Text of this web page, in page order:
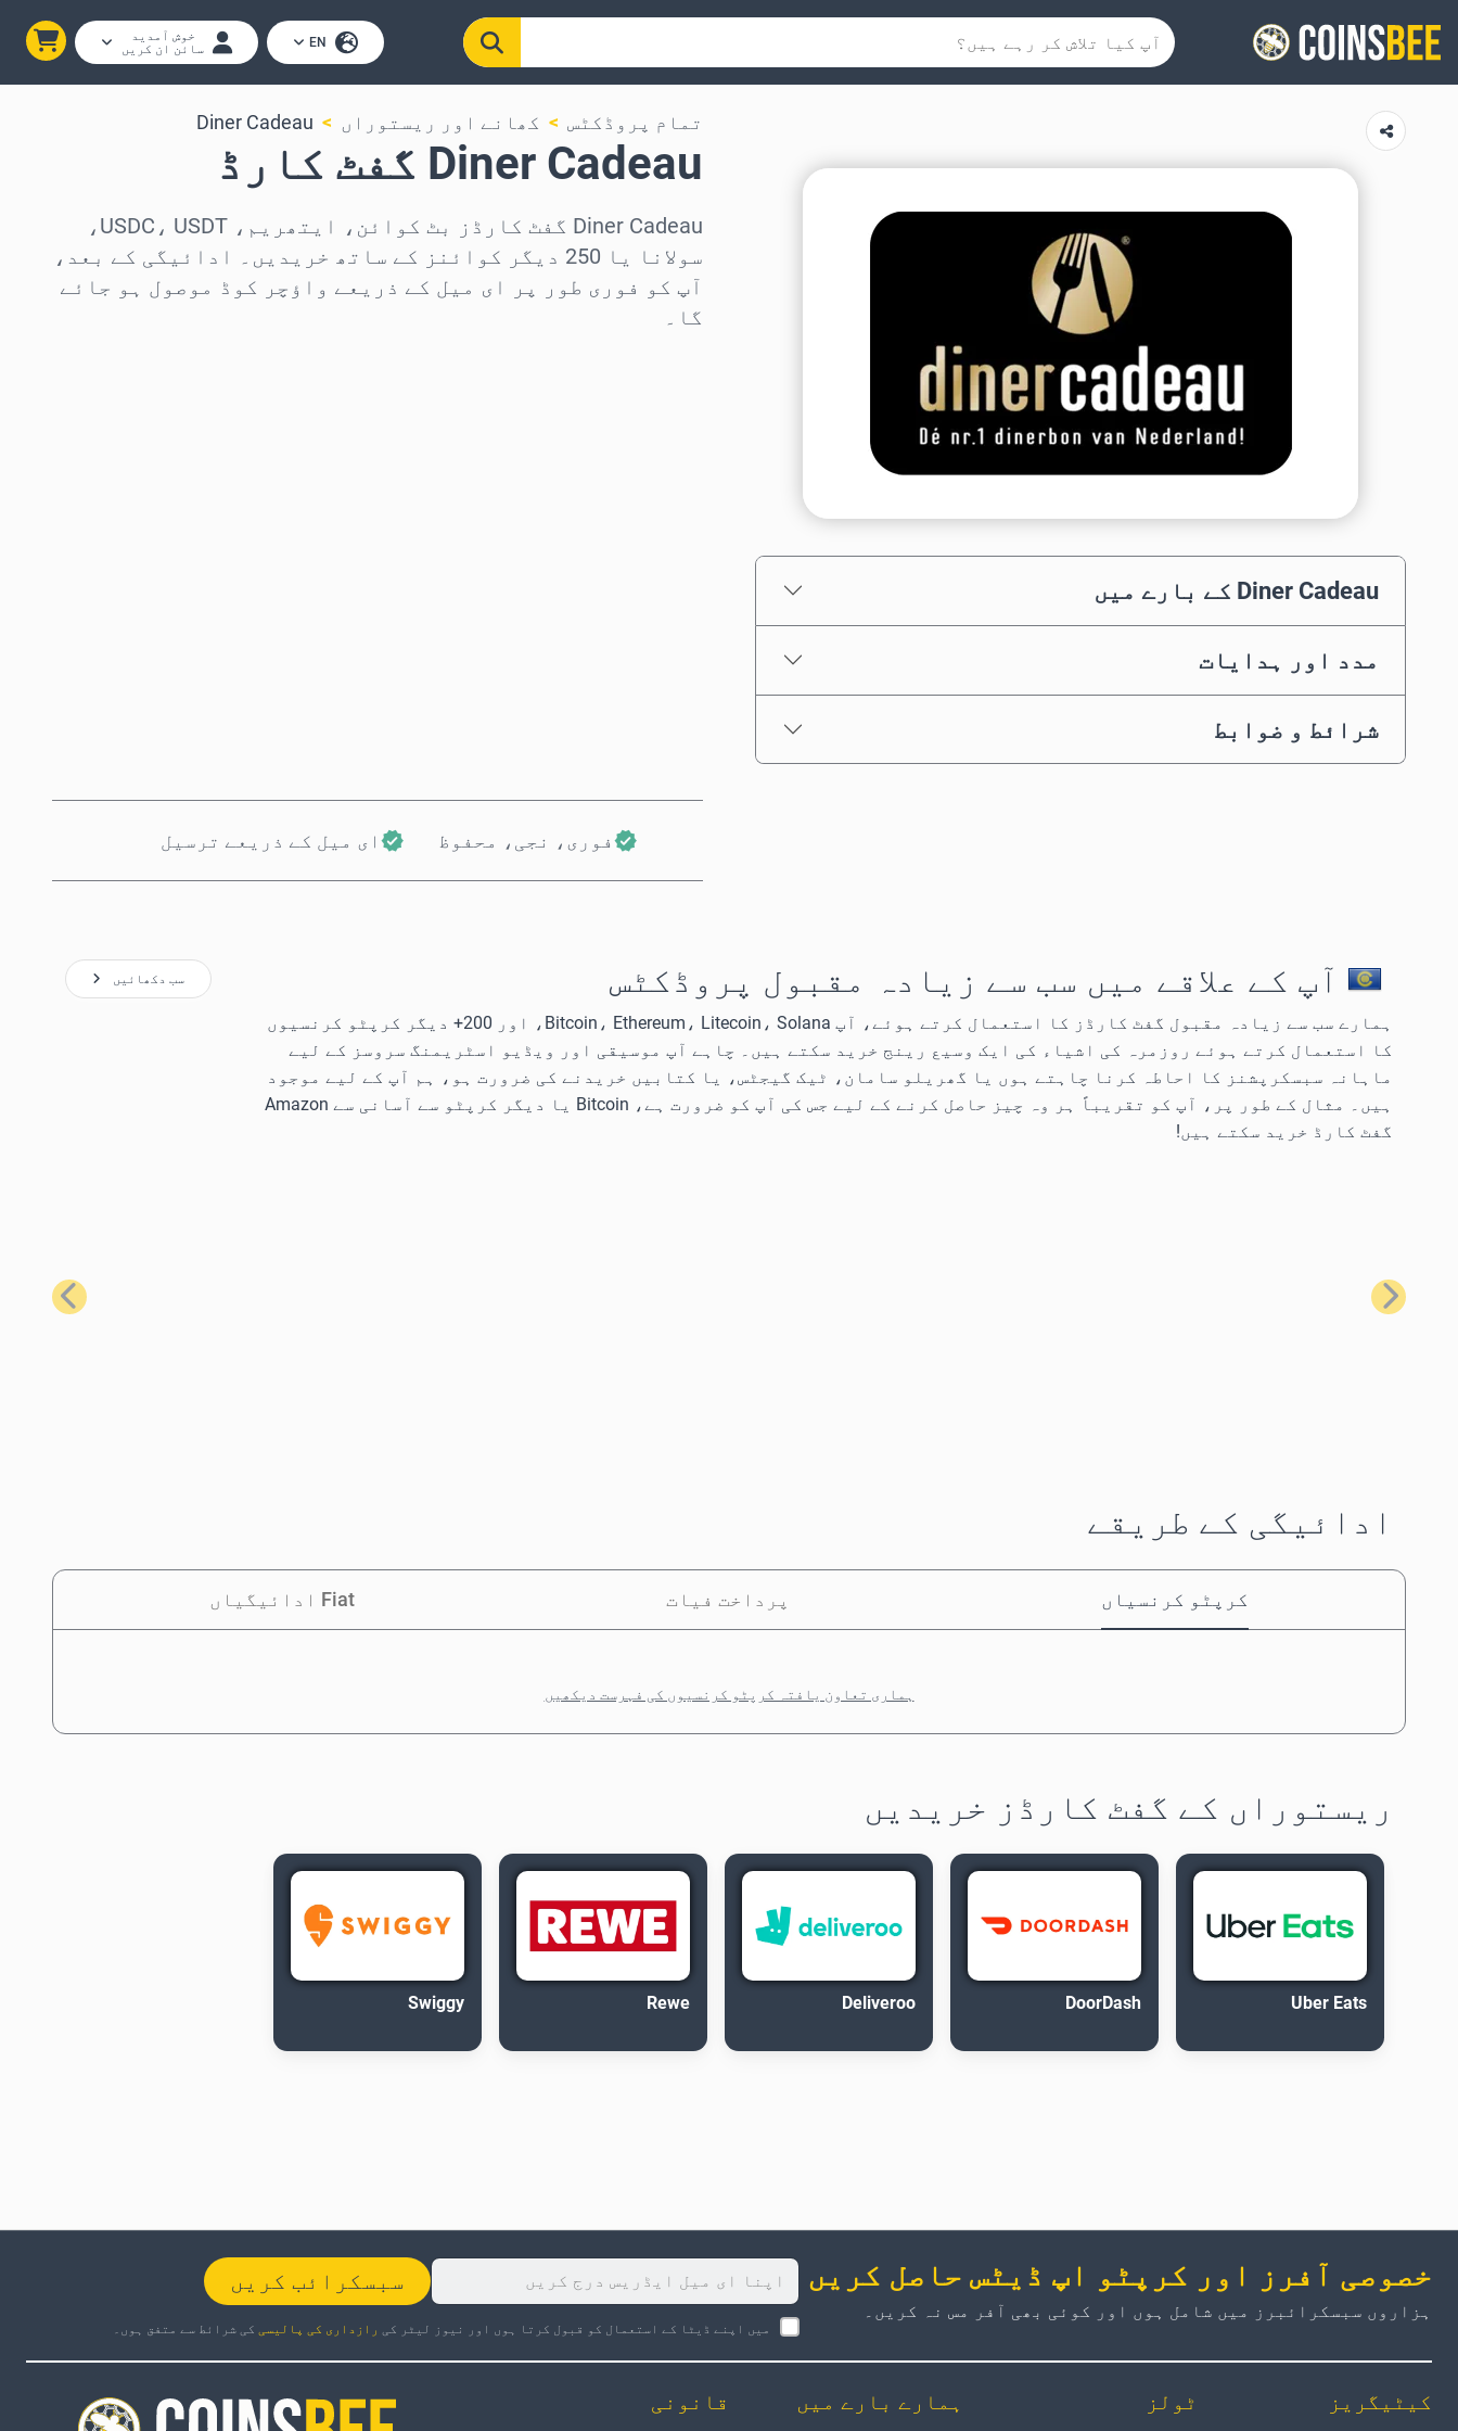
EN
خوش آمدید
سائن ان کریں
Diner Cadeau کے بارے میں
مدد اور ہدایات
شرائط و ضوابط
تمام پروڈکٹس کھانے اور ریستوراں Diner Cadeau
Diner Cadeau گفٹ کارڈ
Diner Cadeau گفٹ کارڈز بٹ کوائن، ایتھریم، USDC، USDT،
سولانا یا 250 دیگر کوائنز کے ساتھ خریدیں۔ ادائیگی کے بعد،
آپ کو فوری طور پر ای میل کے ذریعے واؤچر کوڈ موصول ہو جائے
گا۔
فوری، نجی، محفوظ ای میل کے ذریعے ترسیل
آپ کے علاقے میں سب سے زیادہ مقبول پروڈکٹس
ہمارے سب سے زیادہ مقبول گفٹ کارڈز کا استعمال کرتے ہوئے، آپ Bitcoin، Ethereum، Litecoin، Solana، اور 200+ دیگر کرپٹو کرنسیوں
کا استعمال کرتے ہوئے روزمرہ کی اشیاء کی ایک وسیع رینج خرید سکتے ہیں۔ چاہے آپ موسیقی اور ویڈیو اسٹریمنگ سروسز کے لیے
ماہانہ سبسکرپشنز کا احاطہ کرنا چاہتے ہوں یا گھریلو سامان، ٹیک گیجٹس، یا کتابیں خریدنے کی ضرورت ہو، ہم آپ کے لیے موجود
ہیں۔ مثال کے طور پر، آپ کو تقریباً ہر وہ چیز حاصل کرنے کے لیے جس کی آپ کو ضرورت ہے، Bitcoin یا دیگر کرپٹو سے آسانی سے Amazon
گفٹ کارڈ خرید سکتے ہیں!
سب دکھائیں
پچھلا اگلا
ادائیگی کے طریقے
کرپٹو کرنسیاں پرداخت فیات Fiat ادائیگیاں
ہماری تعاون یافتہ کرپٹو کرنسیوں کی فہرست دیکھیں
ریستوراں کے گفٹ کارڈز خریدیں
Uber Eats
DoorDash
Deliveroo
Rewe
Swiggy
خصوصی آفرز اور کرپٹو اپ ڈیٹس حاصل کریں
ہزاروں سبسکرائبرز میں شامل ہوں اور کوئی بھی آفر مس نہ کریں۔
سبسکرائب کریں
میں اپنے ڈیٹا کے استعمال کو قبول کرتا ہوں اور نیوز لیٹر کی رازداری کی پالیسیکی شرائط سے متفق ہوں۔
کیٹیگریز ٹولز ہمارے بارے میں قانونی